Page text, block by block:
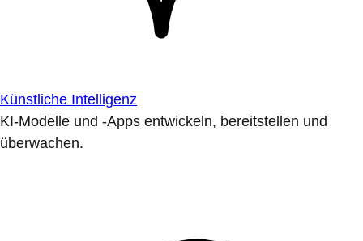
Künstliche Intelligenz
KI-Modelle und -Apps entwickeln, bereitstellen und
überwachen.